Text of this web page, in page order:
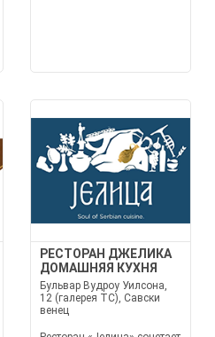
РЕСТОРАН ДЖЕЛИКА
ДОМАШНЯЯ КУХНЯ
Бульвар Вудроу Уилсона,
12 (галерея TC), Савски
венец